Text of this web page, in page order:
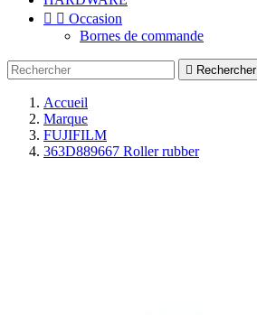
  Occasion
Bornes de commande
 Rechercher
Accueil
Marque
FUJIFILM
363D889667 Roller rubber